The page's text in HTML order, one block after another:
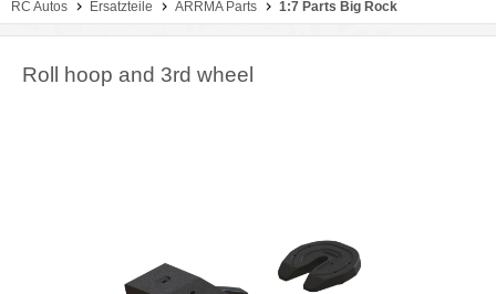
RC Autos Ersatzteile ARRMA Parts 1:7 Parts Big Rock
Roll hoop and 3rd wheel